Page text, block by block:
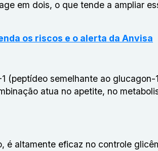
em dois, o que tende a ampliar
os riscos e o alerta da Anvisa
(peptídeo semelhante ao glucagon-
atua no apetite, no
é altamente eficaz no controle